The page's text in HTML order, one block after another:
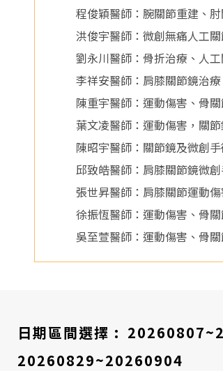
程俊穎醫師：腕關節重建、
洪俊宇醫師：微創無痛人工
劉永川醫師：骨折治療、人
李祥安醫師：肩膝關節鏡治
陳重宇醫師：運動傷害、骨
葉文凌醫師：運動傷害，關節
陳昭宇醫師：關節鏡及微創
邱致皓醫師：肩膝關節鏡微
張世昇醫師：肩膝關節運動
徐振恆醫師：運動傷害、骨
吳至萱醫師：運動傷害、骨
日期區間選擇 :
20260829~20260904